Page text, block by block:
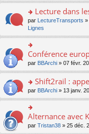
e
nt
ré
c
e
nt
le
pl
s
ré
c
e
nt
e
n
n
pl
u
s
ré
e
nt
a
g
e
n
o
n
le
u
s
ré
c
e
nt
le
m
e
s
a
e
n
o
n
le
u
s
ré
ult
er
le
m
e
s
s
e
n
o
n
lu
pl
o
s
ult
er
le
m
e
s
s
g
n
o
Lecture dans
par LectureTransports »
Lignes
o
n
er
le
m
e
s
a
Conférence
par BBArchi » 07 févr.
o
n
s
ult
er
le
Shift2rail :
par BBArchi » 13 janv.
o
n
Alternance avec
par Tristan38 » 25 déc.